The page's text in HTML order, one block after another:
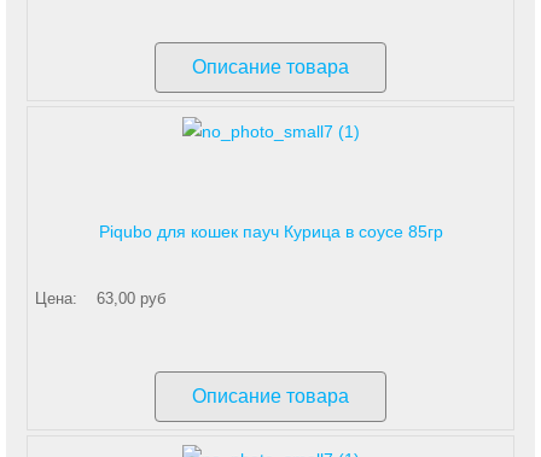
Описание товара
Piqubo для кошек пауч Курица в соусе 85гр
Цена: 63,00 руб
Описание товара